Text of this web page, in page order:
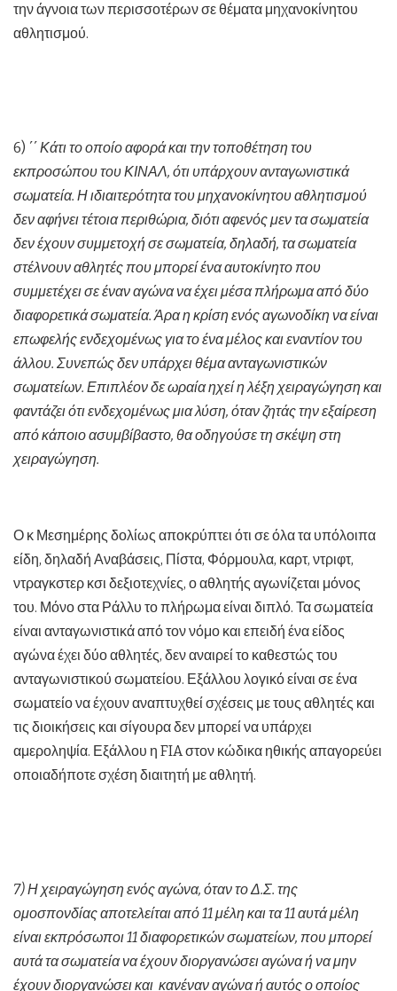
την άγνοια των περισσοτέρων σε θέματα μηχανοκίνητου
αθλητισμού.
6) ΄΄ Κάτι το οποίο αφορά και την τοποθέτηση του
εκπροσώπου του ΚΙΝΑΛ, ότι υπάρχουν ανταγωνιστικά
σωματεία. Η ιδιαιτερότητα του μηχανοκίνητου αθλητισμού
δεν αφήνει τέτοια περιθώρια, διότι αφενός μεν τα σωματεία
δεν έχουν συμμετοχή σε σωματεία, δηλαδή, τα σωματεία
στέλνουν αθλητές που μπορεί ένα αυτοκίνητο που
συμμετέχει σε έναν αγώνα να έχει μέσα πλήρωμα από δύο
διαφορετικά σωματεία. Άρα η κρίση ενός αγωνοδίκη να είναι
επωφελής ενδεχομένως για το ένα μέλος και εναντίον του
άλλου. Συνεπώς δεν υπάρχει θέμα ανταγωνιστικών
σωματείων. Επιπλέον δε ωραία ηχεί η λέξη χειραγώγηση και
φαντάζει ότι ενδεχομένως μια λύση, όταν ζητάς την εξαίρεση
από κάποιο ασυμβίβαστο, θα οδηγούσε τη σκέψη στη
χειραγώγηση.
Ο κ Μεσημέρης δολίως αποκρύπτει ότι σε όλα τα υπόλοιπα
είδη, δηλαδή Αναβάσεις, Πίστα, Φόρμουλα, καρτ, ντριφτ,
ντραγκστερ κσι δεξιοτεχνίες, ο αθλητής αγωνίζεται μόνος
του. Μόνο στα Ράλλυ το πλήρωμα είναι διπλό. Τα σωματεία
είναι ανταγωνιστικά από τον νόμο και επειδή ένα είδος
αγώνα έχει δύο αθλητές, δεν αναιρεί το καθεστώς του
ανταγωνιστικού σωματείου. Εξάλλου λογικό είναι σε ένα
σωματείο να έχουν αναπτυχθεί σχέσεις με τους αθλητές και
τις διοικήσεις και σίγουρα δεν μπορεί να υπάρχει
αμεροληψία. Εξάλλου η FIA στον κώδικα ηθικής απαγορεύει
οποιαδήποτε σχέση διαιτητή με αθλητή.
7) Η χειραγώγηση ενός αγώνα, όταν το Δ.Σ. της
ομοσπονδίας αποτελείται από 11 μέλη και τα 11 αυτά μέλη
είναι εκπρόσωποι 11 διαφορετικών σωματείων, που μπορεί
αυτά τα σωματεία να έχουν διοργανώσει αγώνα ή να μην
έχουν διοργανώσει και κανέναν αγώνα ή αυτός ο οποίος